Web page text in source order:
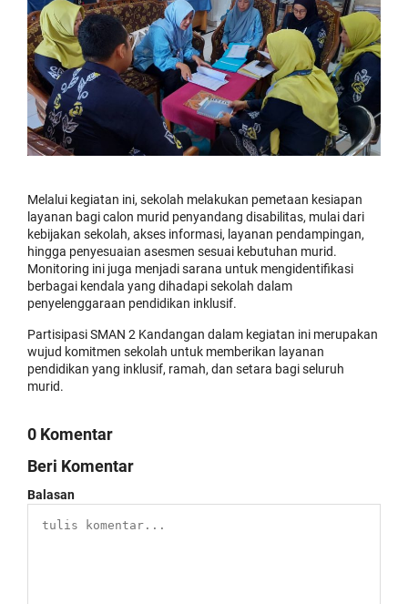
Melalui kegiatan ini, sekolah melakukan pemetaan kesiapan
layanan bagi calon murid penyandang disabilitas, mulai dari
kebijakan sekolah, akses informasi, layanan pendampingan,
hingga penyesuaian asesmen sesuai kebutuhan murid.
Monitoring ini juga menjadi sarana untuk mengidentifikasi
berbagai kendala yang dihadapi sekolah dalam
penyelenggaraan pendidikan inklusif.
Partisipasi SMAN 2 Kandangan dalam kegiatan ini merupakan
wujud komitmen sekolah untuk memberikan layanan
pendidikan yang inklusif, ramah, dan setara bagi seluruh
murid.
0 Komentar
Beri Komentar
Balasan